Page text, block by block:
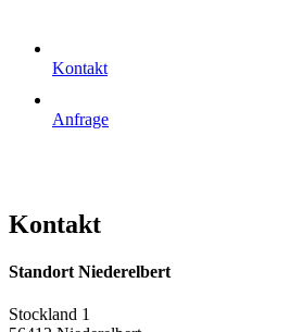
Kontakt
Anfrage
Kontakt
Standort Niederelbert
Stockland 1